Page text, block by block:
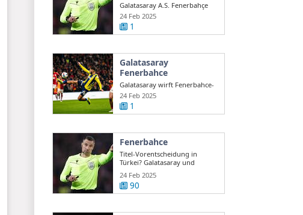
Galatasaray A.S. Fenerbahçe
A.S. en direct Süper Lig turque
...
24 Feb 2025
1
Galatasaray
Fenerbahce
Galatasaray wirft Fenerbahce-
Coach Mourinho Rassismus
vor
24 Feb 2025
1
Fenerbahce
Titel-Vorentscheidung in
Türkei? Galatasaray und
Fenerbahce ...
24 Feb 2025
90